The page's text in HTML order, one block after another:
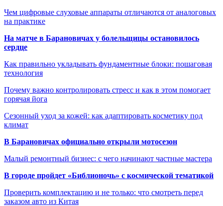
Чем цифровые слуховые аппараты отличаются от аналоговых
на практике
На матче в Барановичах у болельщицы остановилось
сердце
Как правильно укладывать фундаментные блоки: пошаговая
технология
Почему важно контролировать стресс и как в этом помогает
горячая йога
Сезонный уход за кожей: как адаптировать косметику под
климат
В Барановичах официально открыли мотосезон
Малый ремонтный бизнес: с чего начинают частные мастера
В городе пройдет «Библионочь» с космической тематикой
Проверить комплектацию и не только: что смотреть перед
заказом авто из Китая